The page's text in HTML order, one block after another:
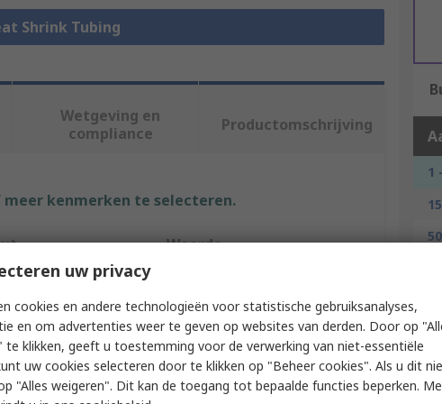
Shrink Tubing
1
Wetgeving en
compliance
Productomschrijving
kenmerken te selecteren.
Waarde
12mm
Heat Shrink Tubing
Black
uw privacy
cookies en andere technologieën voor statistische gebruiksanalyses,
en om advertenties weer te geven op websites van derden. Door op
te klikken, geeft u toestemming voor de verwerking van niet-essentiële
uw cookies selecteren door te klikken op "Beheer cookies". Als u dit
"Alles weigeren". Dit kan de toegang tot bepaalde functies beperken.